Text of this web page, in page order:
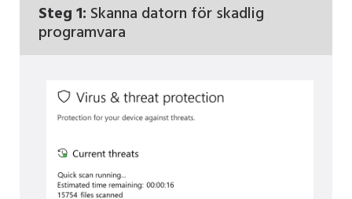
Steg 1: Skanna datorn för skadlig
programvara